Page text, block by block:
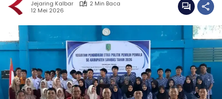
Jejaring Kalbar
2 Min Baca
12 Mei 2026